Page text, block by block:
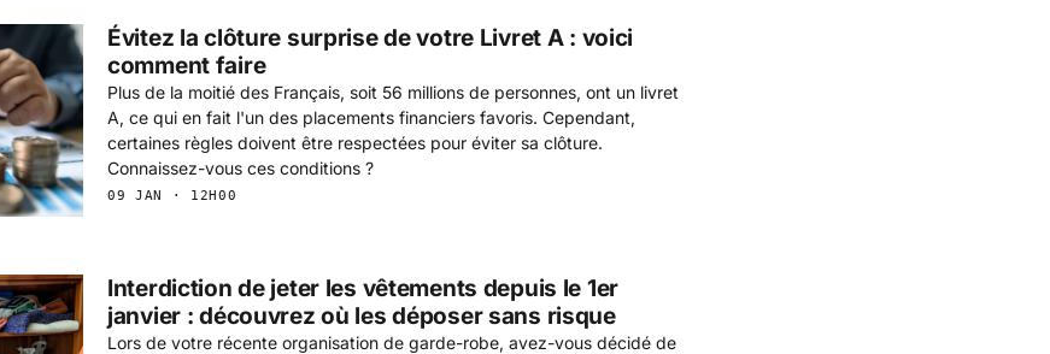
Évitez la clôture surprise de votre Livret A : voici
comment faire
Plus de la moitié des Français, soit 56 millions de personnes, ont un livret
A, ce qui en fait l'un des placements financiers favoris. Cependant,
certaines règles doivent être respectées pour éviter sa clôture.
Connaissez-vous ces conditions ?
09 JAN · 12H00
Interdiction de jeter les vêtements depuis le 1er
janvier : découvrez où les déposer sans risque
Lors de votre récente organisation de garde-robe, avez-vous décidé de